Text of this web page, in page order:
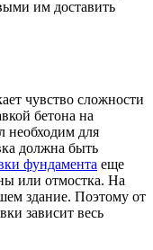
им доставить
чувство сложности
бетона на
необходим для
должна быть
фундамента еще
или отмостка. На
здание. Поэтому от
зависит весь